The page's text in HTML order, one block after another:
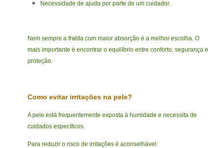
Necessidade de ajuda por parte de um cuidador.
Nem sempre a fralda com maior absorção é a melhor escolha. O
mais importante é encontrar o equilíbrio entre conforto, segurança e
proteção.
Como evitar irritações na pele?
A pele está frequentemente exposta à humidade e necessita de
cuidados específicos.
Para reduzir o risco de irritações é aconselhável: